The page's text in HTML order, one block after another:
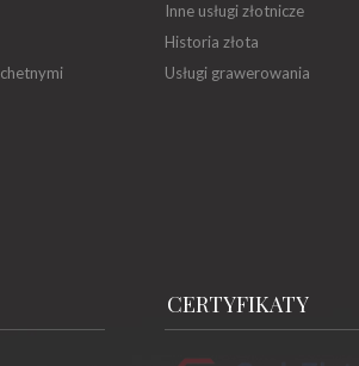
Inne usługi złotnicze
Historia złota
Usługi grawerowania
CERTYFIKATY